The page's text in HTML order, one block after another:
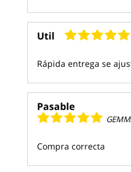
Util
Rápida entrega se
Pasable
Compra correcta